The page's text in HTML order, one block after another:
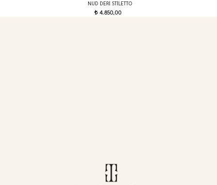
NUD DERI STILETTO
t 4.850,00